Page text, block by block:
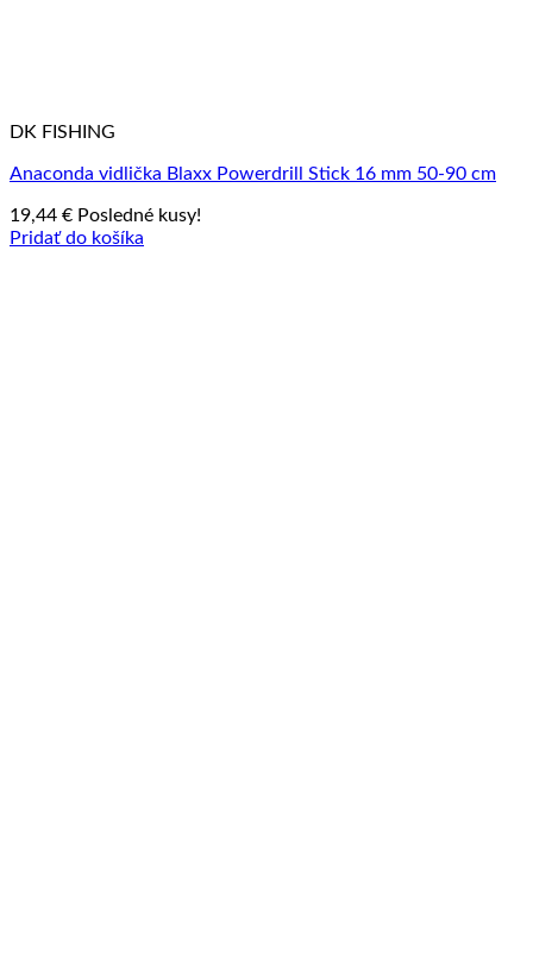
DK FISHING
Anaconda vidlička Blaxx Powerdrill Stick 16 mm 50-90 cm
19,44 € Posledné kusy!
Pridať do košíka